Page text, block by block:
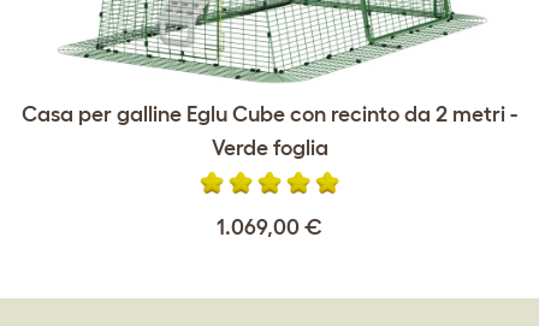
Casa per galline Eglu Cube con recinto da 2 metri -
Verde foglia
1.069,00 €